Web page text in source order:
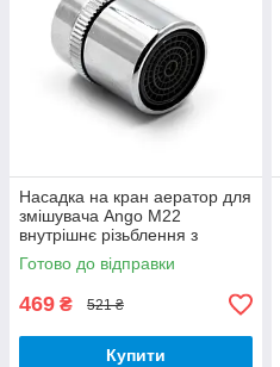
Насадка на кран аератор для
змішувача Ango М22
внутрішнє різьблення з
регулюванням напору
Готово до відправки
469 ₴ 521 ₴
Купити